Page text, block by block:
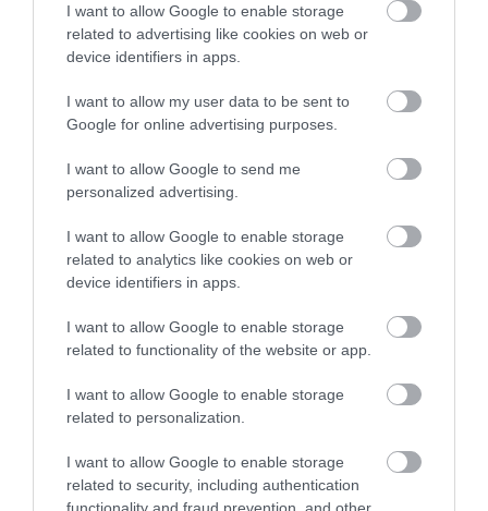
I want to allow Google to enable storage
related to advertising like cookies on web or
device identifiers in apps.
I want to allow my user data to be sent to
Google for online advertising purposes.
I want to allow Google to send me
personalized advertising.
I want to allow Google to enable storage
related to analytics like cookies on web or
device identifiers in apps.
I want to allow Google to enable storage
related to functionality of the website or app.
I want to allow Google to enable storage
related to personalization.
I want to allow Google to enable storage
related to security, including authentication
functionality and fraud prevention, and other
Érdemes megemlíteni, hogy előfordult már, hogy
Marvel-filmek nyertek az Oscar-díjátadókon, főként a
vizuális effektek kategóriájában. A
például három díjat nyert. Emellett mindhárom
Vasember-filmet jelölték, akárcsak a
gyűrű legendájaés aPókember: Nincs hazaút
filmeket is.
Ennek ellenére a sokak szerint legfontosabb legjobb
film kategóriában eddig a franchise egyetlen része, a
Visszatér valaha a Marvel-
moziuniverzumba?
Hat év telt el azóta, hogy Fekete Özvegy hősi halált
Bosszúállók: Végjáték című filmben. Egy korábbi
interjúban Johansson arról beszélt, visszatérne-e